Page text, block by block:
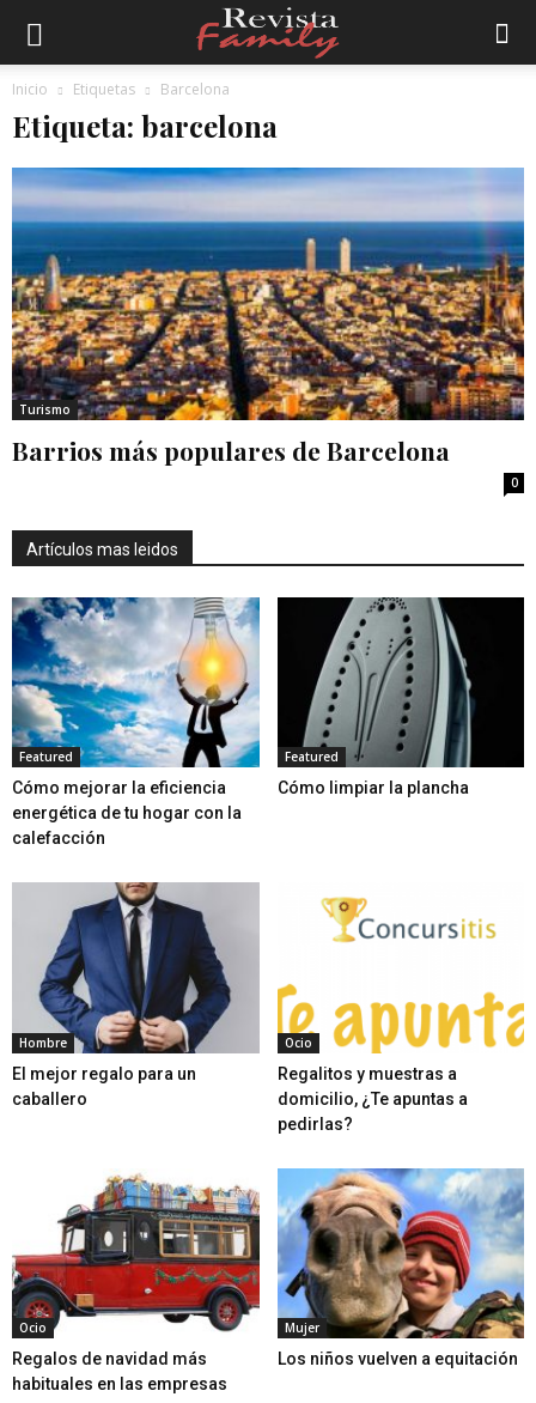
Inicio Etiquetas Barcelona
Etiqueta: barcelona
Turismo
Barrios más populares de Barcelona
0
Artículos mas leidos
Featured
Cómo mejorar la eficiencia
energética de tu hogar con la
calefacción
Featured
Cómo limpiar la plancha
Hombre
El mejor regalo para un
caballero
Ocio
Regalitos y muestras a
domicilio, ¿Te apuntas a
pedirlas?
Ocio
Regalos de navidad más
habituales en las empresas
Mujer
Los niños vuelven a equitación